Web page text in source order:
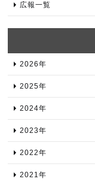
広報一覧
2026年​
2025年​
2024年​
2023年​
2022年​
2021年​